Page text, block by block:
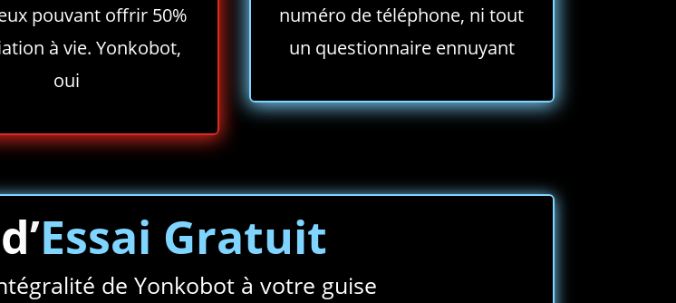
pouvant offrir 50%
à vie. Yonkobot,
oui
numéro de téléphone, ni tout
un questionnaire ennuyant
Essai Gratuit
de Yonkobot à votre guise